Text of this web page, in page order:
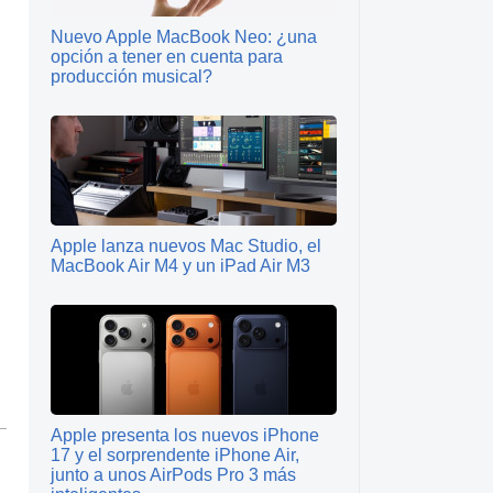
Nuevo Apple MacBook Neo: ¿una
opción a tener en cuenta para
producción musical?
Apple lanza nuevos Mac Studio, el
MacBook Air M4 y un iPad Air M3
Apple presenta los nuevos iPhone
17 y el sorprendente iPhone Air,
junto a unos AirPods Pro 3 más